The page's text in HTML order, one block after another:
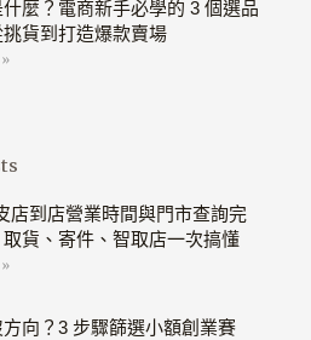
麼？電商新手必學的 3 個選品
貨到打造爆款賣場
店到店營業時間與門市查詢完
貨、寄件、智取店一次搞懂
向？3 步驟篩選小額創業賽